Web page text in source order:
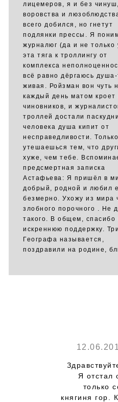
лицемеров, я и без
воровства и
всего добился, но гнетут
подлянки прессы. Я
журналюг (да и не только
эта тяга к троллингу от
комплекса
всё равно дёргаюсь душа-
живая. Ройзман вон чуть
каждый день матом кроет
чиновников, и
троллей достали
человека душа кипит от
несправедливости.
утешаешься тем, что
хуже, чем тебе.
предсмертная записка
Астафьева: Я пришёл в
добрый, родной и любил
безмерно. Ухожу из мира
злобного порочного . Не
такого. В общем, спасибо
искреннюю поддержку.
Географа называется,
поздравили на родине,
Я отстал
только
княгиня гор.